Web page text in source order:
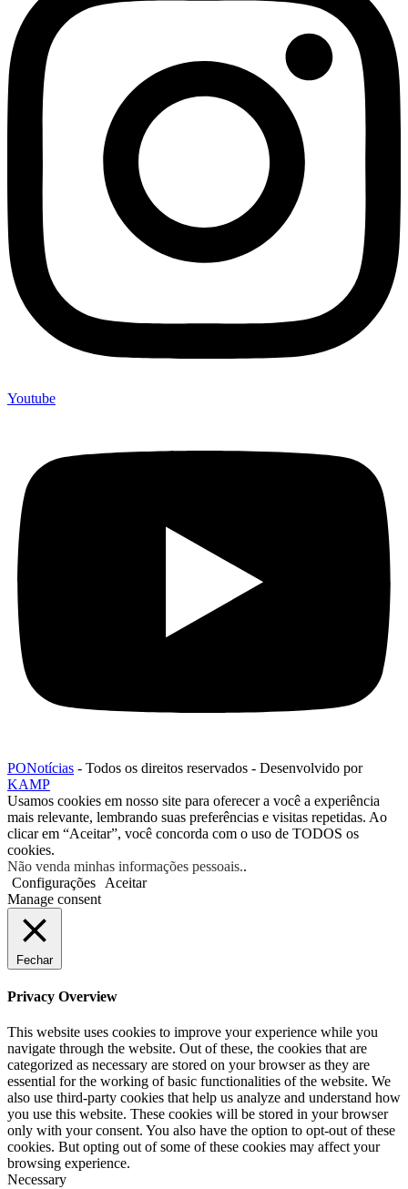
Youtube
PONotícias - Todos os direitos reservados - Desenvolvido por
KAMP
Usamos cookies em nosso site para oferecer a você a experiência
mais relevante, lembrando suas preferências e visitas repetidas. Ao
clicar em “Aceitar”, você concorda com o uso de TODOS os
cookies.
Não venda minhas informações pessoais..
Configurações
Aceitar
Manage consent
Fechar
Privacy Overview
This website uses cookies to improve your experience while you
navigate through the website. Out of these, the cookies that are
categorized as necessary are stored on your browser as they are
essential for the working of basic functionalities of the website. We
also use third-party cookies that help us analyze and understand how
you use this website. These cookies will be stored in your browser
only with your consent. You also have the option to opt-out of these
cookies. But opting out of some of these cookies may affect your
browsing experience.
Necessary